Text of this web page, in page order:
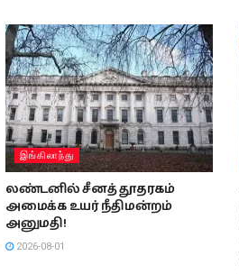
இங்கிலாந்து
லண்டனில் சீனத் தூதரகம்
அமைக்க உயர் நீதிமன்றம்
அனுமதி!
2026-08-01